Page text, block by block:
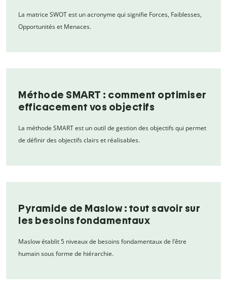
La matrice SWOT est un acronyme qui signifie Forces, Faiblesses,
Opportunités et Menaces.
Méthode SMART : comment optimiser
efficacement vos objectifs
La méthode SMART est un outil de gestion des objectifs qui permet
de définir des objectifs clairs et réalisables.
Pyramide de Maslow : tout savoir sur
les besoins fondamentaux
Maslow établit 5 niveaux de besoins fondamentaux de l’être
humain sous forme de hiérarchie.